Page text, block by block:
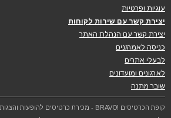
עוגיות ופרטיות
יצירת קשר עם שירות לקוחות
יצירת קשר עם הנהלת האתר
כניסה לאמרגנים
לבעלי אתרים
לארגונים ומועדונים
שובר מתנה
קופת הכרטיסים !BRAVO - מכירת כרטיסים להופעות והצגות © 2005-2026